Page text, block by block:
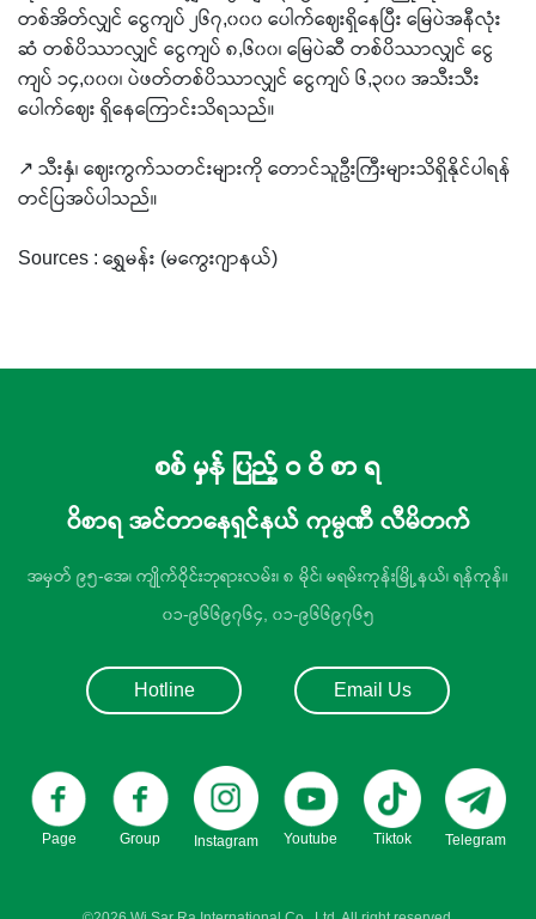
တစ်အိတ်လျှင် ငွေကျပ် ၂၆၇,၀၀၀ ပေါက်ဈေးရှိနေပြီး မြေပဲအနီလုံး
ဆံ တစ်ပိဿာလျှင် ငွေကျပ် ၈,၆၀၀၊ မြေပဲဆီ တစ်ပိဿာလျှင် ငွေ
ကျပ် ၁၄,၀၀၀၊ ပဲဖတ်တစ်ပိဿာလျှင် ငွေကျပ် ၆,၃၀၀ အသီးသီး
ပေါက်ဈေး ရှိနေကြောင်းသိရသည်။
↗️ သီးနှံ၊ ဈေးကွက်သတင်းများကို တောင်သူဦးကြီးများသိရှိနိုင်ပါရန်
တင်ပြအပ်ပါသည်။
Sources : ရွှေမန်း (မကွေးဂျာနယ်)
စစ် မှန် ပြည့် ဝ ဝိ စာ ရ
ဝိစာရ အင်တာနေရှင်နယ် ကုမ္ပဏီ လီမိတက်
အမှတ် ၉၅-အေ၊ ကျိုက်ဝိုင်းဘုရားလမ်း၊ ၈ မိုင်၊ မရမ်းကုန်းမြို့နယ်၊ ရန်ကုန်။
၀၁-၉၆၆၉၇၆၄, ၀၁-၉၆၆၉၇၆၅
Hotline Email Us
Page Group Instagram Youtube Tiktok Telegram